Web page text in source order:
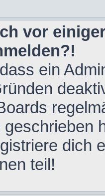
vor
ein
geschrieben
dich
teil!